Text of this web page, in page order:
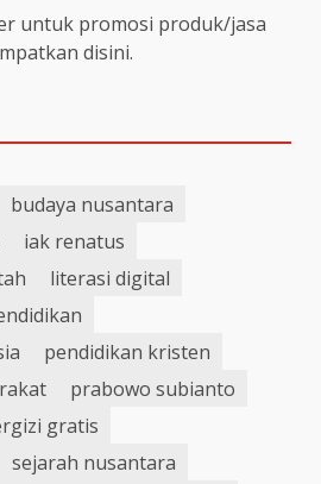
untuk promosi produk/jasa
disini.
budaya nusantara
iak renatus
literasi digital
pendidikan kristen
prabowo subianto
gratis
sejarah nusantara